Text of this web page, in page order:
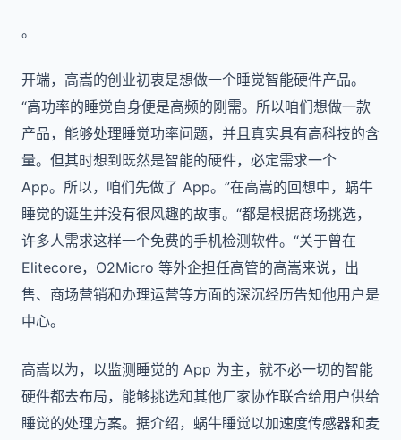
。
开端，高嵩的创业初衷是想做一个睡觉智能硬件产品。
“高功率的睡觉自身便是高频的刚需。所以咱们想做一款
产品，能够处理睡觉功率问题，并且真实具有高科技的含
量。但其时想到既然是智能的硬件，必定需求一个
App。所以，咱们先做了 App。”在高嵩的回想中，蜗牛
睡觉的诞生并没有很风趣的故事。“都是根据商场挑选，
许多人需求这样一个免费的手机检测软件。“关于曾在
Elitecore，O2Micro 等外企担任高管的高嵩来说，出
售、商场营销和办理运营等方面的深沉经历告知他用户是
中心。
高嵩以为，以监测睡觉的 App 为主，就不必一切的智能
硬件都去布局，能够挑选和其他厂家协作联合给用户供给
睡觉的处理方案。据介绍，蜗牛睡觉以加速度传感器和麦